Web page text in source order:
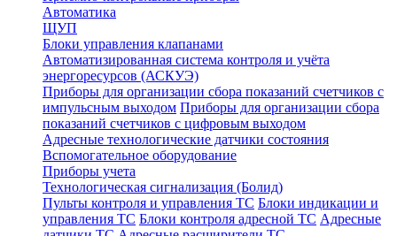
Автоматика
ЩУП
Блоки управления клапанами
Автоматизированная система контроля и учёта
энергоресурсов (АСКУЭ)
Приборы для организации сбора показаний счетчиков с
импульсным выходом Приборы для организации сбора
показаний счетчиков с цифровым выходом
Адресные технологические датчики состояния
Вспомогательное оборудование
Приборы учета
Технологическая сигнализация (Болид)
Пульты контроля и управления ТС Блоки индикации и
управления ТС Блоки контроля адресной ТС Адресные